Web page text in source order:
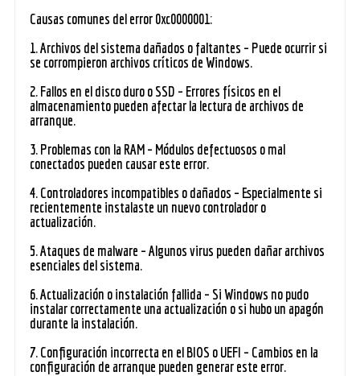
Causas comunes del error 0xc0000001:
1. Archivos del sistema dañados o faltantes – Puede ocurrir si
se corrompieron archivos críticos de Windows.
2. Fallos en el disco duro o SSD – Errores físicos en el
almacenamiento pueden afectar la lectura de archivos de
arranque.
3. Problemas con la RAM – Módulos defectuosos o mal
conectados pueden causar este error.
4. Controladores incompatibles o dañados – Especialmente si
recientemente instalaste un nuevo controlador o
actualización.
5. Ataques de malware – Algunos virus pueden dañar archivos
esenciales del sistema.
6. Actualización o instalación fallida – Si Windows no pudo
instalar correctamente una actualización o si hubo un apagón
durante la instalación.
7. Configuración incorrecta en el BIOS o UEFI – Cambios en la
configuración de arranque pueden generar este error.